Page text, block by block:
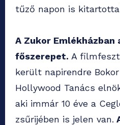
tűző napon is
A Zukor
főszerepet. A
került napirendre
Hollywood Tanács
aki immár 10 éve a
zsűrijében is jelen van.